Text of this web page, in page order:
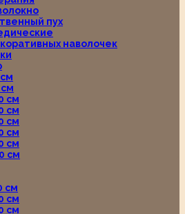
пух
наволочек
см
см
см
см
см
см
см
см
см